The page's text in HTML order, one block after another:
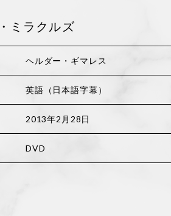
ミラクルズ
ヘルダー・ギマレス
英語（日本語字幕）
2013年2月28日
DVD